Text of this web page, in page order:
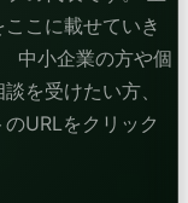
こに載せていき
中小企業の方や個
を受けたい方、
URLをクリック